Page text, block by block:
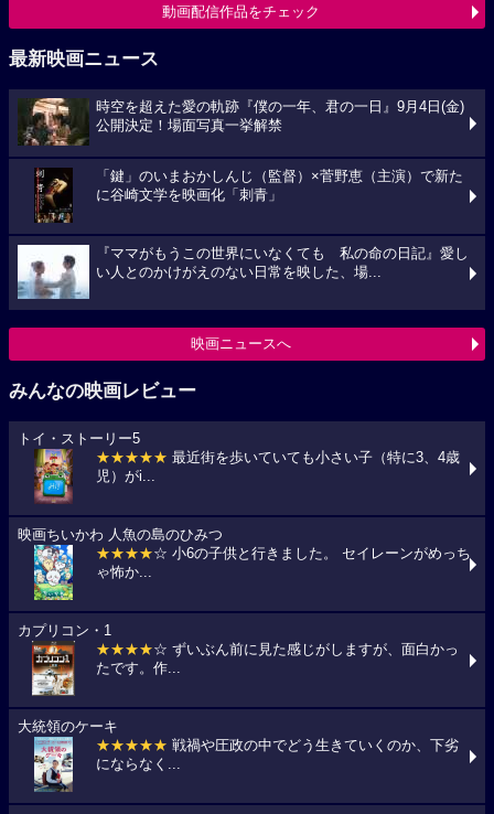
動画配信作品をチェック
最新映画ニュース
時空を超えた愛の軌跡『僕の一年、君の一日』9月4日(金)
公開決定！場面写真一挙解禁
「鍵」のいまおかしんじ（監督）×菅野恵（主演）で新た
に谷崎文学を映画化「刺青」
『ママがもうこの世界にいなくても 私の命の日記』愛し
い人とのかけがえのない日常を映した、場...
映画ニュースへ
みんなの映画レビュー
トイ・ストーリー5
★★★★★ 最近街を歩いていても小さい子（特に3、4歳
児）がi...
映画ちいかわ 人魚の島のひみつ
★★★★☆ 小6の子供と行きました。 セイレーンがめっち
ゃ怖か...
カプリコン・1
★★★★☆ ずいぶん前に見た感じがしますが、面白かっ
たです。作...
大統領のケーキ
★★★★★ 戦禍や圧政の中でどう生きていくのか、下劣
にならなく...